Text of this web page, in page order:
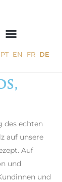
PT EN FR DE
des echten
auf unsere
Auf
und
und